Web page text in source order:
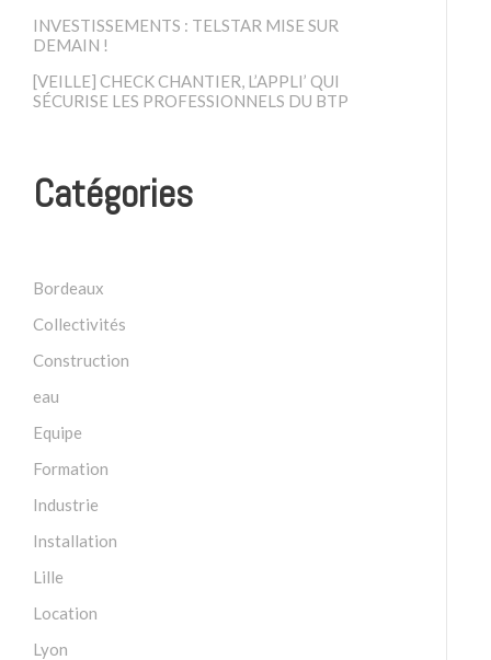
INVESTISSEMENTS : TELSTAR MISE SUR
DEMAIN !
[VEILLE] CHECK CHANTIER, L’APPLI’ QUI
SÉCURISE LES PROFESSIONNELS DU BTP
Catégories
Bordeaux
Collectivités
Construction
eau
Equipe
Formation
Industrie
Installation
Lille
Location
Lyon